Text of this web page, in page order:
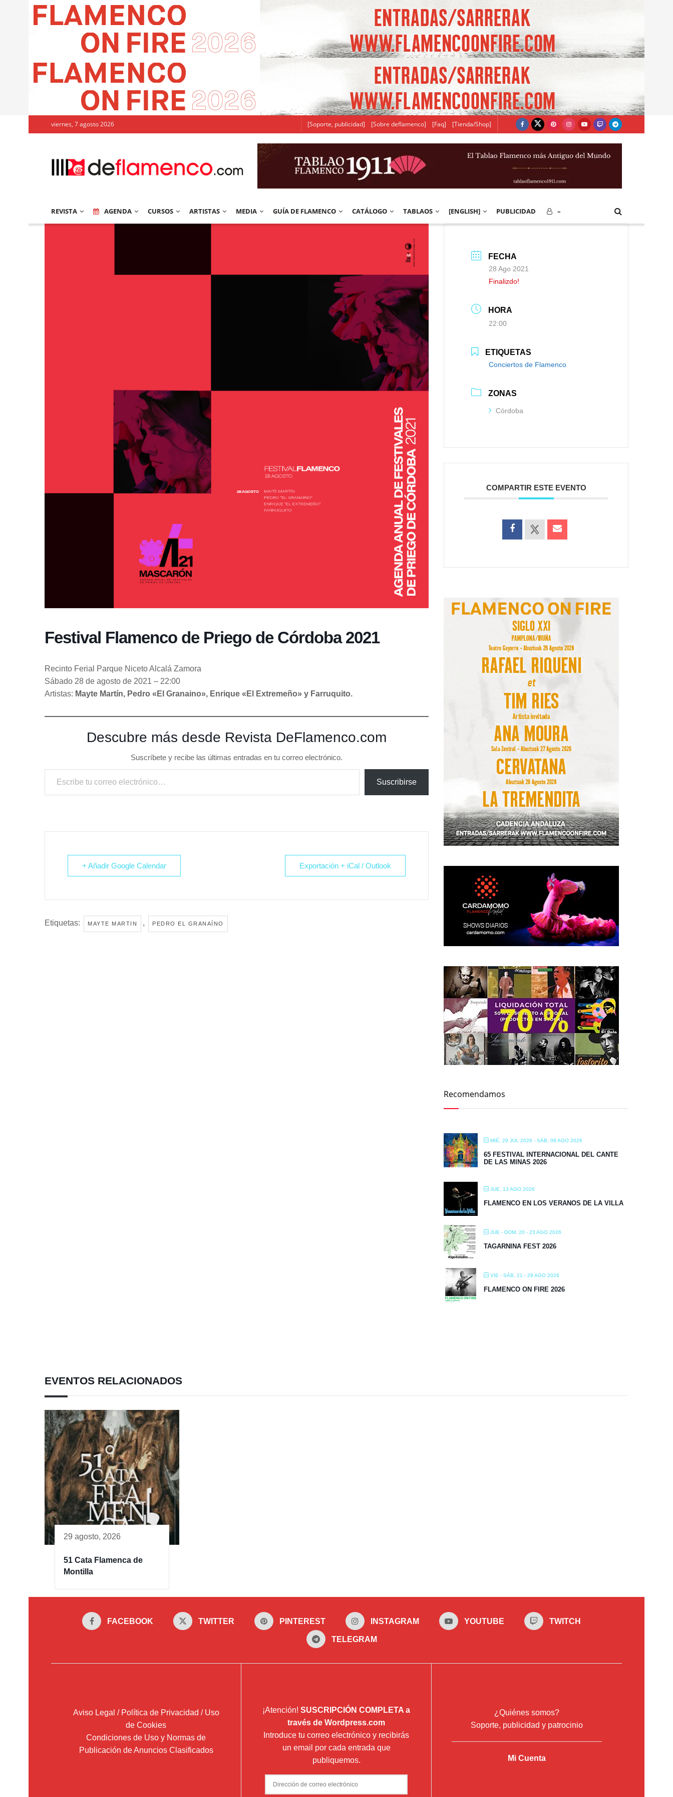
viernes, 7 agosto 2026 [Soporte, publicidad] [Sobre deflamenco] [Faq] [Tienda/Shop]
REVISTA AGENDA CURSOS ARTISTAS MEDIA GUÍA DE FLAMENCO CATÁLOGO TABLAOS [ENGLISH] PUBLICIDAD –
Festival Flamenco de Priego de Córdoba 2021
Recinto Ferial Parque Niceto Alcalá Zamora
Sábado 28 de agosto de 2021 – 22:00
Artistas: Mayte Martín, Pedro «El Granaino», Enrique «El Extremeño» y Farruquito.
Descubre más desde Revista DeFlamenco.com
Suscríbete y recibe las últimas entradas en tu correo electrónico.
Escribe tu correo electrónico…
Suscribirse
+ Añadir Google Calendar Exportación + iCal / Outlook
Etiquetas: MAYTE MARTIN , PEDRO EL GRANAÍNO
FECHA
28 Ago 2021
Finalizdo!
HORA
22:00
ETIQUETAS
Conciertos de Flamenco
ZONAS
Córdoba
COMPARTIR ESTE EVENTO
Recomendamos
MIÉ, 29 JUL 2026 - SÁB, 08 AGO 2026
65 FESTIVAL INTERNACIONAL DEL CANTE
DE LAS MINAS 2026
JUE, 13 AGO 2026
FLAMENCO EN LOS VERANOS DE LA VILLA
JUE - DOM, 20 - 23 AGO 2026
TAGARNINA FEST 2026
VIE - SÁB, 21 - 29 AGO 2026
FLAMENCO ON FIRE 2026
EVENTOS RELACIONADOS
29 agosto, 2026
51 Cata Flamenca de
Montilla
FACEBOOK TWITTER PINTEREST INSTAGRAM YOUTUBE TWITCH
TELEGRAM
Aviso Legal / Política de Privacidad / Uso
de Cookies
Condiciones de Uso y Normas de
Publicación de Anuncios Clasificados
¡Atención! SUSCRIPCIÓN COMPLETA a
través de Wordpress.com
Introduce tu correo electrónico y recibirás
un email por cada entrada que
publiquemos.
Dirección
de
¿Quiénes somos?
Soporte, publicidad y patrocinio
Mi Cuenta